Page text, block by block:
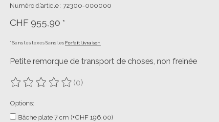
Numéro d’article : 72300-000000
CHF 955,90 *
* Sans les taxes Sans les Forfait livraison
Petite remorque de transport de choses, non freinée
Ce produit est évalué à
(0)
Options:
Bâche plate 7 cm (+CHF 196,00)